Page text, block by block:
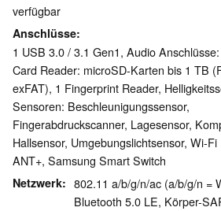
verfügbar
Anschlüsse
1 USB 3.0 / 3.1 Gen1, Audio
Card Reader: microSD-Karten bis 1 TB
exFAT), 1 Fingerprint Reader,
Sensoren: Beschleunigungssensor,
Fingerabdruckscanner, Lagesensor,
Hallsensor, Umgebungslichtsensor, Wi-Fi
ANT+, Samsung Smart Switch
Netzwerk
802.11 a/b/g/n/ac (a/b/g/n =
Bluetooth 5.0 LE, Körper-